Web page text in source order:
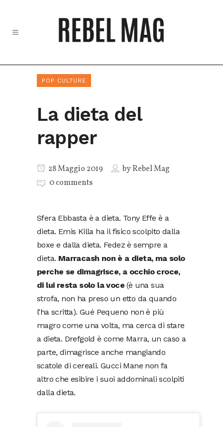
POP CULTURE
La dieta del
rapper
28 Maggio 2019 byRebel Mag
0 comments
Sfera Ebbasta è a dieta. Tony Effe è a
dieta. Emis Killa ha il fisico scolpito dalla
boxe e dalla dieta. Fedez è sempre a
dieta. Marracash non è a dieta, ma solo
perche se dimagrisce, a occhio croce,
di lui resta solo la voce (è una sua
strofa, non ha preso un etto da quando
l’ha scritta). Gué Pequeno non è più
magro come una volta, ma cerca di stare
a dieta. Drefgold è come Marra, un caso a
parte, dimagrisce anche mangiando
scatole di cereali. Gucci Mane non fa
altro che esibire i suoi addominali scolpiti
dalla dieta.